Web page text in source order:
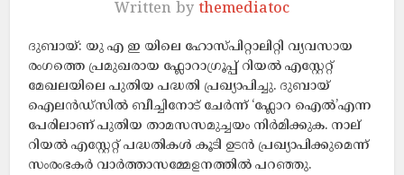
Written by themediatoc
ദുബായ്: യു എ ഇ യിലെ ഹോസ്പിറ്റാലിറ്റി വ്യവസായ
രംഗത്തെ പ്രമുഖരായ ഫ്ലോറാഗ്രൂപ്പ് റിയൽ എസ്റ്റേറ്റ്
മേഖലയിലെ പുതിയ പദ്ധതി പ്രഖ്യാപിച്ചു. ദുബായ്
ഐലൻഡ്സിൽ ബീച്ചിനോട് ചേർന്ന് ‘ഫ്ലോറ ഐൽ’എന്ന
പേരിലാണ് പുതിയ താമസസമുച്ചയം നിർമിക്കുക. നാല്
റിയൽ എസ്റ്റേറ്റ് പദ്ധതികൾ കൂടി ഉടൻ പ്രഖ്യാപിക്കുമെന്ന്
സംരംഭകർ വാർത്താസമ്മേളനത്തിൽ പറഞ്ഞു.